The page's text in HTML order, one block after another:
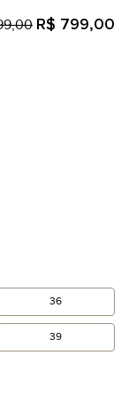
R$ 799,00
36
39